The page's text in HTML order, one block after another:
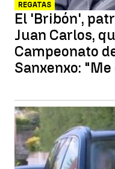
REGATAS
El 'Bribón',
Juan Carlos,
Campeonato
Sanxenxo: